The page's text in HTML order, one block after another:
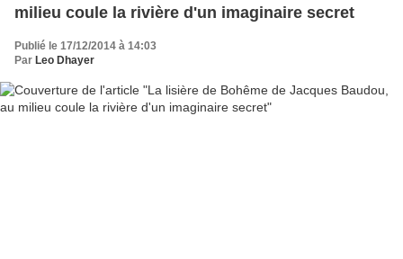
milieu coule la rivière d'un imaginaire secret
Publié le 17/12/2014 à 14:03
Par Leo Dhayer